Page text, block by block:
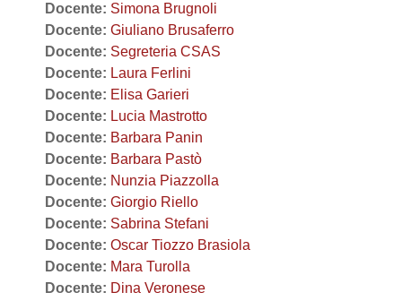
Docente: Simona Brugnoli
Docente: Giuliano Brusaferro
Docente: Segreteria CSAS
Docente: Laura Ferlini
Docente: Elisa Garieri
Docente: Lucia Mastrotto
Docente: Barbara Panin
Docente: Barbara Pastò
Docente: Nunzia Piazzolla
Docente: Giorgio Riello
Docente: Sabrina Stefani
Docente: Oscar Tiozzo Brasiola
Docente: Mara Turolla
Docente: Dina Veronese